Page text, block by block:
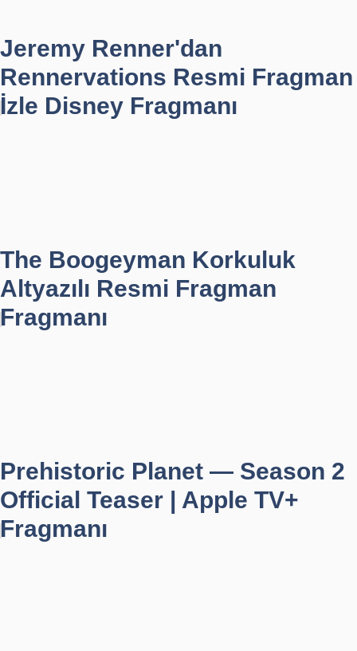
Jeremy Renner'dan
Rennervations Resmi Fragman
İzle Disney Fragmanı
The Boogeyman Korkuluk
Altyazılı Resmi Fragman
Fragmanı
Prehistoric Planet — Season 2
Official Teaser | Apple TV+
Fragmanı